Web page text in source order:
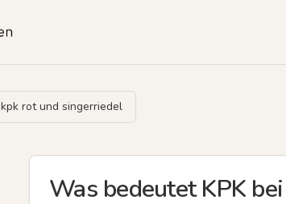
kpk rot und singerriedel
Was bedeutet KPK